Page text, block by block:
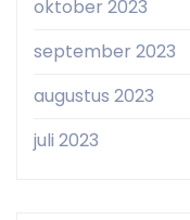
oktober 2023
september 2023
augustus 2023
juli 2023